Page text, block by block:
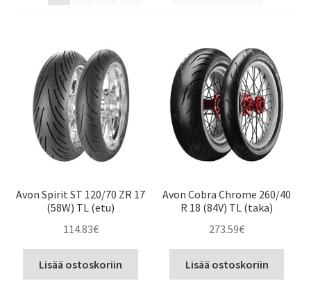
Avon Spirit ST 120/70 ZR 17
(58W) TL (etu)
114.83€
Lisää ostoskoriin
Avon Cobra Chrome 260/40
R 18 (84V) TL (taka)
273.59€
Lisää ostoskoriin